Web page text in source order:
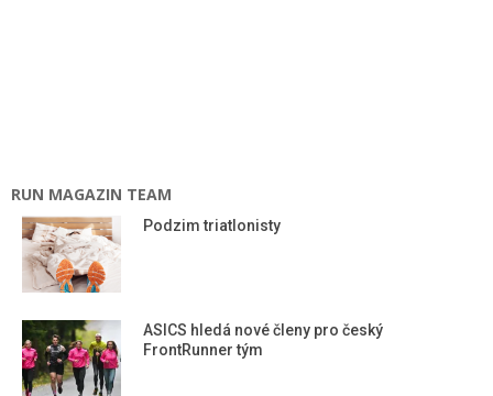
RUN MAGAZIN TEAM
Podzim triatlonisty
ASICS hledá nové členy pro český
FrontRunner tým